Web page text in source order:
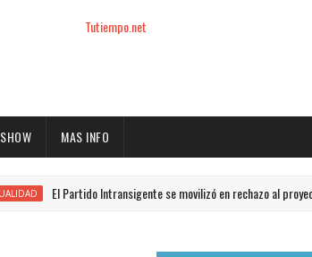
Tutiempo.net
SHOW MAS INFO
El Partido Intransigente se movilizó en rechazo al proyecto de